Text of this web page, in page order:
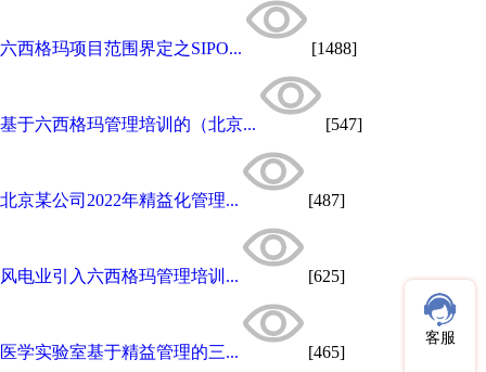
六西格玛项目范围界定之SIPO... [1488]
基于六西格玛管理培训的（北京... [547]
北京某公司2022年精益化管理... [487]
风电业引入六西格玛管理培训... [625]
医学实验室基于精益管理的三... [465]
客服